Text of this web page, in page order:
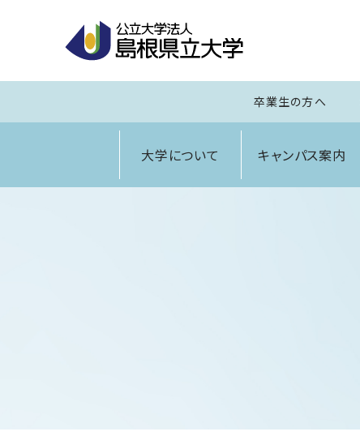
卒業生の方へ
大学について キャンパス案内